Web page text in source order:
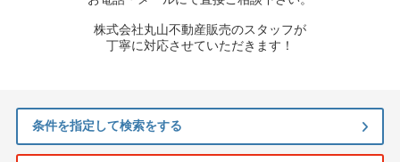
株式会社丸山不動産販売のスタッフが
丁寧に対応させていただきます！
条件を指定して検索をする